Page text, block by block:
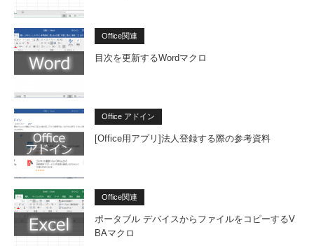
Office関連
目次を更新するWordマクロ
Office アドイン
[Office用アプリ]法人登録する際の参考資料
Office関連
ポータブル デバイスからファイルをコピーするV
BAマクロ